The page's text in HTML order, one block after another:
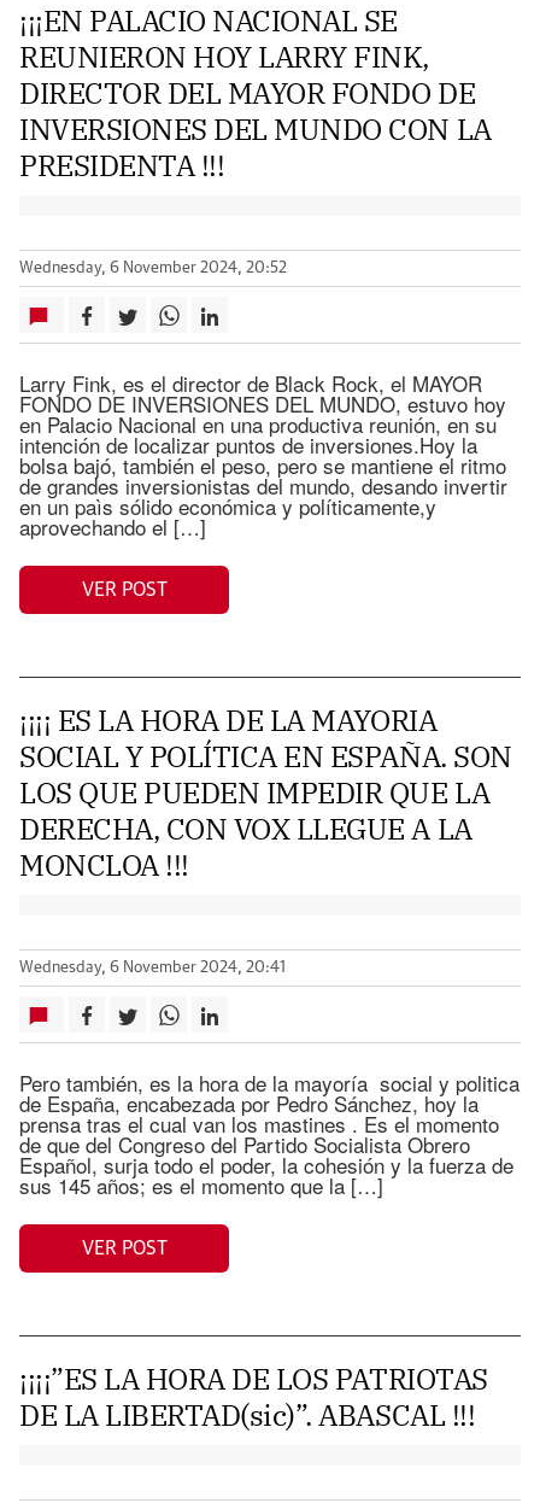
¡¡¡EN PALACIO NACIONAL SE
REUNIERON HOY LARRY FINK,
DIRECTOR DEL MAYOR FONDO DE
INVERSIONES DEL MUNDO CON LA
PRESIDENTA !!!
Wednesday, 6 November 2024, 20:52
Larry Fink, es el director de Black Rock, el MAYOR
FONDO DE INVERSIONES DEL MUNDO, estuvo hoy
en Palacio Nacional en una productiva reunión, en su
intención de localizar puntos de inversiones.Hoy la
bolsa bajó, también el peso, pero se mantiene el ritmo
de grandes inversionistas del mundo, desando invertir
en un paìs sólido económica y políticamente,y
aprovechando el […]
VER POST
¡¡¡¡ ES LA HORA DE LA MAYORIA
SOCIAL Y POLÍTICA EN ESPAÑA. SON
LOS QUE PUEDEN IMPEDIR QUE LA
DERECHA, CON VOX LLEGUE A LA
MONCLOA !!!
Wednesday, 6 November 2024, 20:41
Pero también, es la hora de la mayoría social y politica
de España, encabezada por Pedro Sánchez, hoy la
prensa tras el cual van los mastines . Es el momento
de que del Congreso del Partido Socialista Obrero
Español, surja todo el poder, la cohesión y la fuerza de
sus 145 años; es el momento que la […]
VER POST
¡¡¡¡”ES LA HORA DE LOS PATRIOTAS
DE LA LIBERTAD(sic)”. ABASCAL !!!